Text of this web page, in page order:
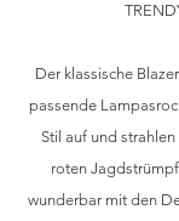
Der klassische
passende
Stil auf und
roten
wunderbar mit den